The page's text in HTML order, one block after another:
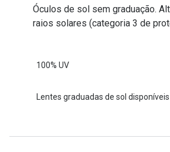
Óculos de sol sem graduação.
raios solares (categoria 3 de
100% UV
Lentes graduadas de sol disponíveis